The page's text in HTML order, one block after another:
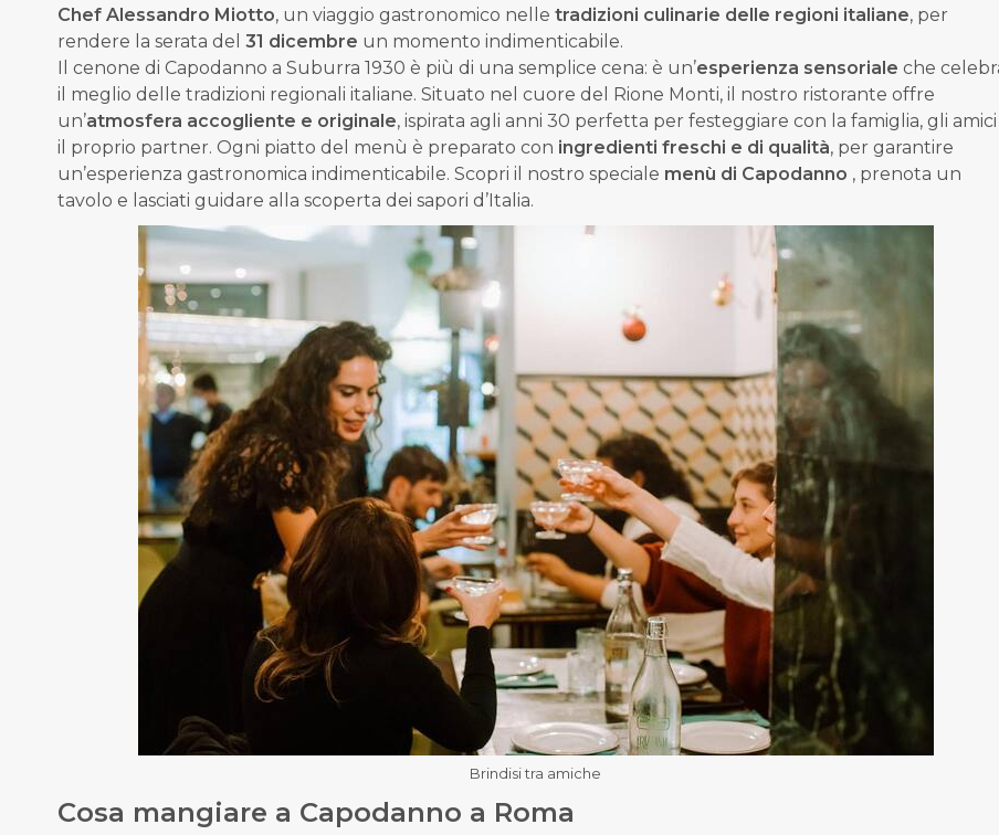
Chef Alessandro Miotto, un viaggio gastronomico nelle tradizioni culinarie delle regioni italiane, per
rendere la serata del 31 dicembre un momento indimenticabile.
Il cenone di Capodanno a Suburra 1930 è più di una semplice cena: è un’esperienza sensoriale che
il meglio delle tradizioni regionali italiane. Situato nel cuore del Rione Monti, il nostro ristorante offre
un’atmosfera accogliente e originale, ispirata agli anni 30 perfetta per festeggiare con la famiglia, gli amici
il proprio partner. Ogni piatto del menù è preparato con ingredienti freschi e di qualità, per garantire
un’esperienza gastronomica indimenticabile. Scopri il nostro speciale menù di Capodanno , prenota un
tavolo e lasciati guidare alla scoperta dei sapori d’Italia.
Brindisi tra amiche
Cosa mangiare a Capodanno a Roma